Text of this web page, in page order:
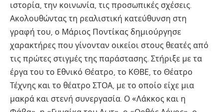
ιστορία, την κοινωνία, τις προσωπικές σχέσεις.
Ακολουθώντας τη ρεαλιστική κατεύθυνση στη
γραφή του, ο Μάριος Ποντίκας δημιούργησε
χαρακτήρες που γίνονταν οικείοι στους θεατές από
τις πρώτες στιγμές της παράστασης. Στήριξε με τα
έργα του το Εθνικό Θέατρο, το ΚΘΒΕ, το Θέατρο
Τέχνης και το θέατρο ΣΤΟΑ, με το οποίο είχε μια
μακρά και στενή συνεργασία. Ο «Λάκκος και η